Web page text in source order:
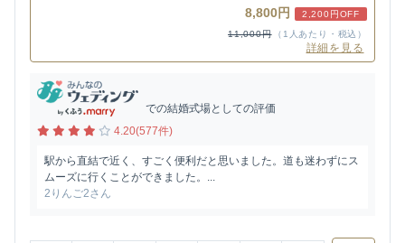
8,800円
2,200円OFF
11,000円
（1人あたり・税込）
詳細を見る
での結婚式場としての評価
4.20(577件)
駅から直結で近く、すごく便利だと思いました。道も迷わずにス
ムーズに行くことができました。...
2りんご2さん